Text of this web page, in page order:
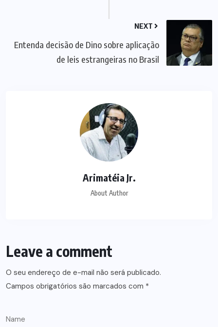
NEXT
Entenda decisão de Dino sobre aplicação
de leis estrangeiras no Brasil
Arimatéia Jr.
About Author
Leave a comment
O seu endereço de e-mail não será publicado.
Campos obrigatórios são marcados com *